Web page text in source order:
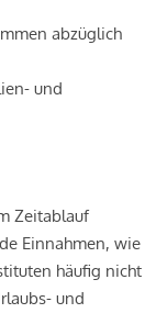
abzüglich
und
Zeitablauf
Einnahmen, wie
häufig nicht
und